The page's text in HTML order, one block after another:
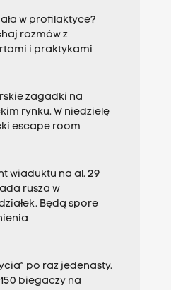
w profilaktyce?
rozmów z
i praktykami
zagadki na
rynku. W niedzielę
escape room
wiaduktu na al. 29
rusza w
Będą spore
po raz jedenasty.
biegaczy na